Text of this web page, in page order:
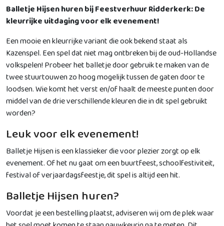
Balletje Hijsen huren bij Feestverhuur Ridderkerk: De
kleurrijke uitdaging voor elk evenement!
Een mooie en kleurrijke variant die ook bekend staat als
Kazenspel. Een spel dat niet mag ontbreken bij de oud-Hollandse
volkspelen! Probeer het balletje door gebruik te maken van de
twee stuurtouwen zo hoog mogelijk tussen de gaten door te
loodsen. Wie komt het verst en/of haalt de meeste punten door
middel van de drie verschillende kleuren die in dit spel gebruikt
worden?
Leuk voor elk evenement!
Balletje Hijsen is een klassieker die voor plezier zorgt op elk
evenement. Of het nu gaat om een buurtfeest, schoolfestiviteit,
festival of verjaardagsfeestje, dit spel is altijd een hit.
Balletje Hijsen huren?
Voordat je een bestelling plaatst, adviseren wij om de plek waar